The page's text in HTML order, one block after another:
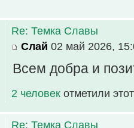
Re: Темка Славы
Слай 02 май 2026,
Всем добра и
2 человек отметили
Re: Темка Славы